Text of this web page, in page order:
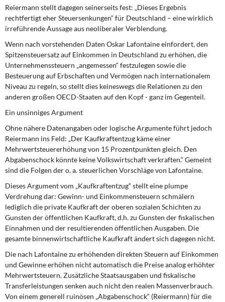
Reiermann stellt dagegen seinerseits fest: „Dieses Ergebnis
rechtfertigt eher Steuer­senkungen“ für Deutschland – eine wirklich
irreführendeAussage aus neoliberaler Ver­blendung.
Wenn nach vorstehenden Daten Oskar Lafontaine einfordert, den
Spitzensteuersatz auf Einkommen in Deutschland zu erhöhen, die
Unternehmenssteuern „angemessen“ fest­zulegen sowie die
Besteuerung auf Erbschaften und Vermögen nach internationalem
Niveau zu regeln, so stellt dies keineswegs die Relationen zu den
anderen großen O­ECD-Staaten auf den Kopf - ganz im Gegenteil.
Ein unsinniges Argument
Ohne nähere Datenangaben oder logische Argumente führt jedoch
Reiermann ins Feld: „Der Kaufkraftentzug käme einer
Mehrwertsteuererhöhung von 15 Prozentpunkten gleich. Den
Abgabenschock könnte keine Volkswirtschaft verkraften.“ Gemeint
sind die Folgen der o. a. steuerlichen Vorschläge von Lafontaine.
Dieses Argument vom „Kaufkraftentzug“ stellt eine plumpe
Verdrehung dar: Gewinn- und Einkommensteuern schmälern
lediglich die private Kaufkraft der oberen sozialen Schichten zu
Gunsten der öffentlichen Kaufkraft, d.h. zu Gunsten der fiskalischen
Ein­nahmen und der resultierenden öffentlichen Ausgaben. Die
gesamte binnenwirtschaftli­che Kaufkraft ändert sich dagegen nicht.
Die nach Lafontaine zu erhöhenden direkten Steuern auf Einkommen
und Gewinne er­höhen nicht automatisch die Preise analog erhöhter
Mehrwertsteuern. Zusätzliche Staatsausgaben und fiskalische
Transferleistungen senken auch nicht den realen Mas­senverbrauch.
Von einem generell ruinösen „Abgabenschock“ (Reiermann) für die